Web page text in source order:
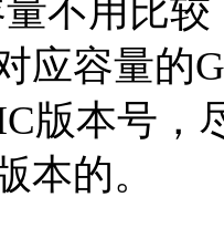
量不用比
应容量的
版本号，
本的。